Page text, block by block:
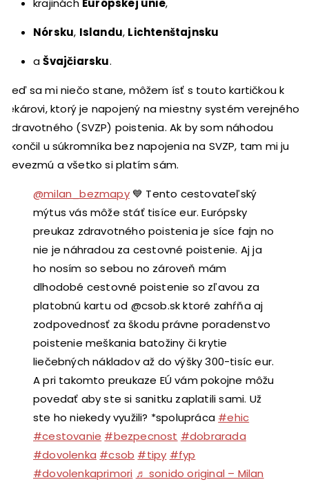
krajinách Európskej únie,
Nórsku, Islandu, Lichtenštajnsku
aŠvajčiarsku.
Keď sa mi niečo stane, môžem ísť s touto kartičkou k
lekárovi, ktorý je napojený na miestny systém verejného
zdravotného (SVZP) poistenia. Ak by som náhodou
skončil u súkromníka bez napojenia na SVZP, tam mi ju
nevezmú a všetko si platím sám.
@milan_bezmapy💙 Tento cestovateľský
mýtus vás môže stáť tisíce eur. Európsky
preukaz zdravotného poistenia je síce fajn no
nie je náhradou za cestovné poistenie. Aj ja
ho nosím so sebou no zároveň mám
dlhodobé cestovné poistenie so zľavou za
platobnú kartu od @csob.sk ktoré zahŕňa aj
zodpovednosť za škodu právne poradenstvo
poistenie meškania batožiny či krytie
liečebných nákladov až do výšky 300-tisíc eur.
A pri takomto preukaze EÚ vám pokojne môžu
povedať aby ste si sanitku zaplatili sami. Už
ste ho niekedy využili? *spolupráca #ehic
#cestovanie #bezpecnost #dobrarada
#dovolenka #csob #tipy #fyp
#dovolenkaprimori ♬ sonido original – Milan